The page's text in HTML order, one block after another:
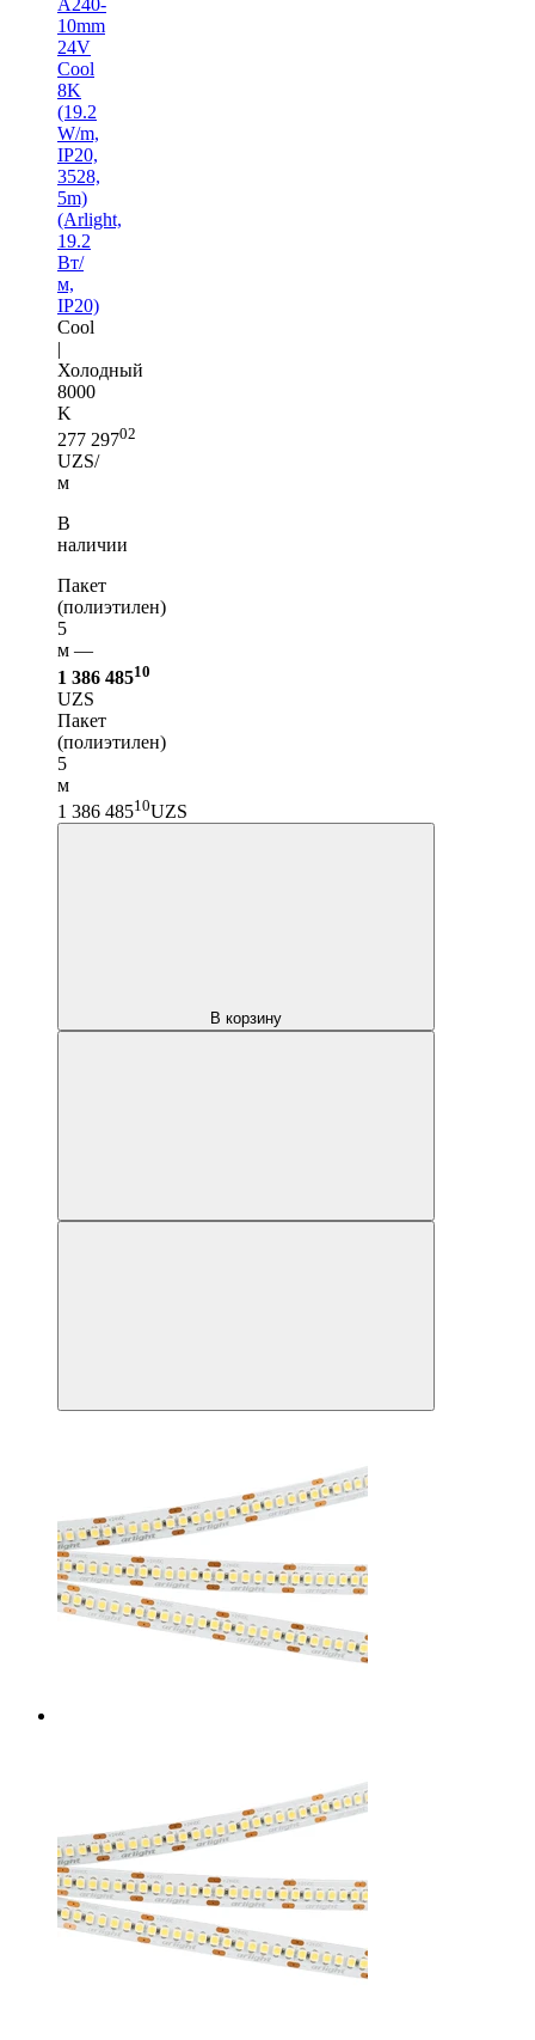
10mm
24V
Cool
8K
(19.2
W/m,
IP20,
3528,
5m)
(Arlight,
19.2
Вт/
м,
IP20)
Cool
|
Холодный
8000
K
277 29702
UZS/
м
В
наличии
Пакет
(полиэтилен)
5
м —
1 386 48510
UZS
Пакет
(полиэтилен)
5
м
1 386 48510UZS
В корзину